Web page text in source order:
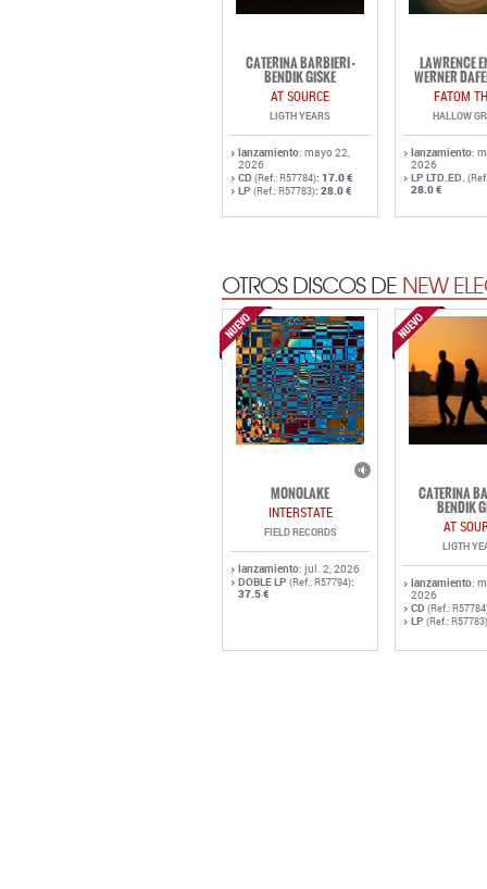
CATERINA BARBIERI -
BENDIK GISKE
AT SOURCE
LIGTH YEARS
lanzamiento: mayo 22,
2026
CD (Ref.: R57784): 17.0 €
LP (Ref.: R57783): 28.0 €
LAWRENCE
WERNER
FATOM
HALLOW
lanzamiento:
2026
LP LTD.ED.
28.0 €
OTROS DISCOS DE NEW
MONOLAKE
INTERSTATE
FIELD RECORDS
lanzamiento: jul. 2, 2026
DOBLE LP (Ref.: R57794):
37.5 €
CATERINA
BENDIK
AT
LIGTH
lanzamiento:
2026
CD (Ref.:
LP (Ref.: R57783)